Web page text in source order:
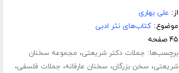
از: علی بهاری
موضوع:کتاب‌های نثر ادبی
۴۵ صفحه
برچسب‌ها: جملات دکتر شریعتی، مجموعه سخنان
شریعتی، سخن بزرگان، سخنان عارفانه، جملات فلسفی،